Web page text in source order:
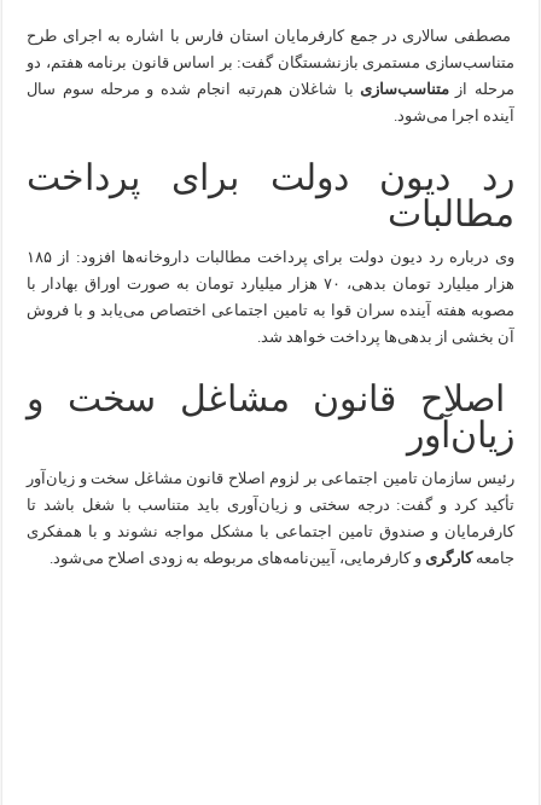
مصطفی سالاری در جمع کارفرمایان استان فارس با اشاره به اجرای طرح
متناسب‌سازی مستمری بازنشستگان گفت: بر اساس قانون برنامه هفتم، دو
مرحله ازمتناسب‌سازی با شاغلان هم‌رتبه انجام شده و مرحله سوم سال
آینده اجرا می‌شود.
رد دیون دولت برای پرداخت
مطالبات
وی درباره رد دیون دولت برای پرداخت مطالبات داروخانه‌ها افزود: از ۱۸۵
هزار میلیارد تومان بدهی، ۷۰ هزار میلیارد تومان به صورت اوراق بهادار با
مصوبه هفته آینده سران قوا به تامین اجتماعی اختصاص می‌یابد و با فروش
آن بخشی از بدهی‌ها پرداخت خواهد شد.
اصلاح قانون مشاغل سخت و
زیان‌آور
رئیس سازمان تامین اجتماعی بر لزوم اصلاح قانون مشاغل سخت و زیان‌آور
تأکید کرد و گفت: درجه سختی و زیان‌آوری باید متناسب با شغل باشد تا
کارفرمایان و صندوق تامین اجتماعی با مشکل مواجه نشوند و با همفکری
جامعهکارگریو کارفرمایی، آیین‌نامه‌های مربوطه به زودی اصلاح می‌شود.